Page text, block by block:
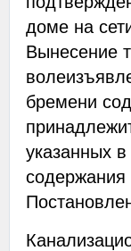
доме на
Вынесение
бремени
указанных